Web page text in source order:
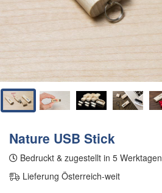
Nature USB Stick
Bedruckt & zugestellt in 5 Werktagen
Lieferung Österreich-weit